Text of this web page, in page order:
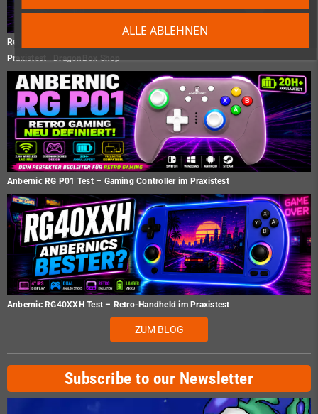
ALLE ABLEHNEN
Retro Fighters Hunter 360 Test – Der moderne Xbox 360 Controller im
Praxistest | DragonBox Shop
Anbernic RG P01 Test – Gaming Controller im Praxistest
Anbernic RG40XXH Test – Retro-Handheld im Praxistest
ZUM BLOG
Subscribe to our Newsletter